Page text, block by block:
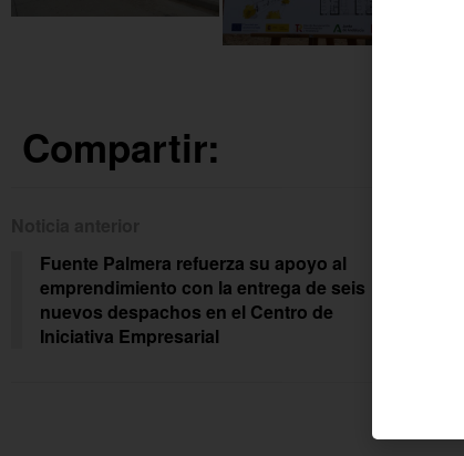
Compartir:
Fuente Palmera refuerza su apoyo al
emprendimiento con la entrega de seis
nuevos despachos en el Centro de
Iniciativa Empresarial